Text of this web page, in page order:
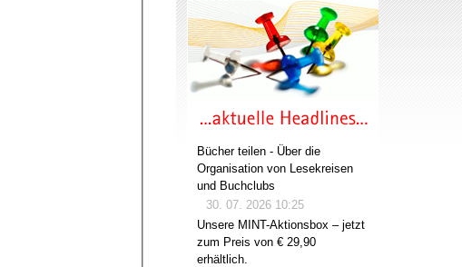
Bücher teilen - Über die
Organisation von Lesekreisen
und Buchclubs
30. 07. 2026 10:25
Unsere MINT-Aktionsbox – jetzt
zum Preis von € 29,90
erhältlich.